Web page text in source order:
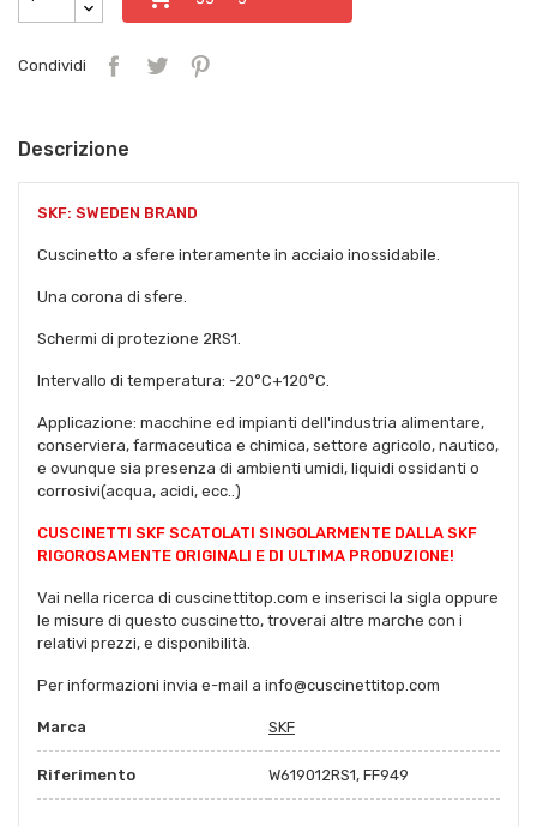
Condividi
Descrizione
SKF: SWEDEN BRAND
Cuscinetto a sfere interamente in acciaio inossidabile.
Una corona di sfere.
Schermi di protezione 2RS1.
Intervallo di temperatura: -20°C+120°C.
Applicazione: macchine ed impianti dell'industria alimentare,
conserviera, farmaceutica e chimica, settore agricolo, nautico,
e ovunque sia presenza di ambienti umidi, liquidi ossidanti o
corrosivi(acqua, acidi, ecc..)
CUSCINETTI SKF SCATOLATI SINGOLARMENTE DALLA SKF
RIGOROSAMENTE ORIGINALI E DI ULTIMA PRODUZIONE!
Vai nella ricerca di cuscinettitop.com e inserisci la sigla oppure
le misure di questo cuscinetto, troverai altre marche con i
relativi prezzi, e disponibilità.
Per informazioni invia e-mail a info@cuscinettitop.com
Marca SKF
Riferimento W619012RS1, FF949